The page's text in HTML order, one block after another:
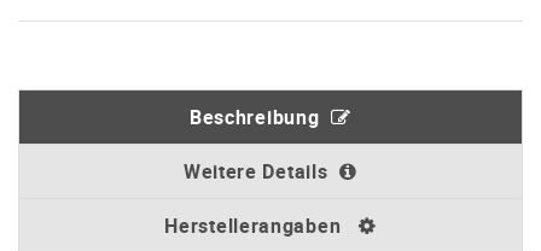
Beschreibung
Weitere Details
Herstellerangaben